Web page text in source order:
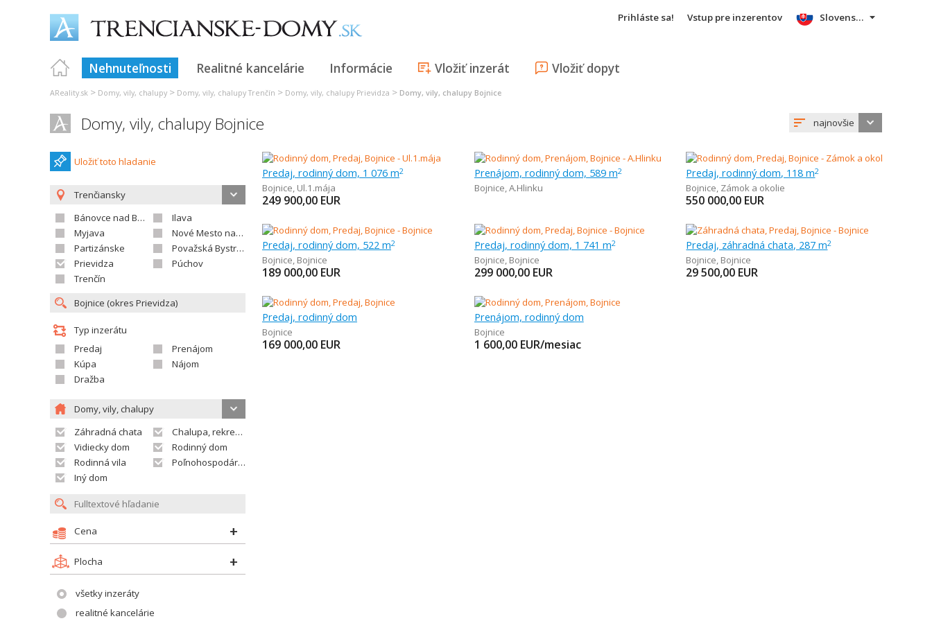
Prihláste sa! Vstup pre inzerentov
Nehnuteľnosti Realitné kancelárie Informácie Vložiť inzerát Vložiť dopyt
Slovensky
AReality.sk > Domy, vily, chalupy > Domy, vily, chalupy Trenčín > Domy, vily, chalupy Prievidza > Domy, vily, chalupy Bojnice
Domy, vily, chalupy Bojnice najnovšie
Uložiť toto hladanie
Trenčiansky
Bánovce nad Bebravou
Ilava
Myjava
Nové Mesto nad Váhom
Partizánske
Považská Bystrica
Prievidza
Púchov
Trenčín
Typ inzerátu
Predaj
Prenájom
Kúpa
Nájom
Dražba
Domy, vily, chalupy
Záhradná chata
Chalupa, rekreačný domček
Vidiecky dom
Rodinný dom
Rodinná vila
Poľnohospodárska usadlosť
Iný dom
Cena
Plocha
všetky inzeráty
realitné kancelárie
Predaj, rodinný dom, 1 076 m2
Bojnice, Ul.1.mája
249 900,00 EUR
Prenájom, rodinný dom, 589 m2
Bojnice,A.Hlinku
Predaj, rodinný dom, 118 m2
Bojnice, Zámok a okolie
550 000,00 EUR
Predaj, rodinný dom, 522 m2
Bojnice, Bojnice
189 000,00 EUR
Predaj, rodinný dom, 1 741 m2
Bojnice, Bojnice
299 000,00 EUR
Predaj, záhradná chata, 287 m2
Bojnice, Bojnice
29 500,00 EUR
Predaj, rodinný dom
Bojnice
169 000,00 EUR
Prenájom, rodinný dom
Bojnice
1 600,00 EUR/mesiac